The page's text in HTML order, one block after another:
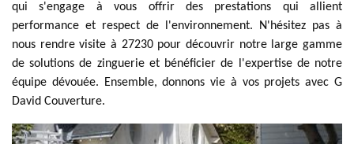
qui s'engage à vous offrir des prestations qui allient
performance et respect de l'environnement. N'hésitez pas à
nous rendre visite à 27230 pour découvrir notre large gamme
de solutions de zinguerie et bénéficier de l'expertise de notre
équipe dévouée. Ensemble, donnons vie à vos projets avec G
David Couverture.